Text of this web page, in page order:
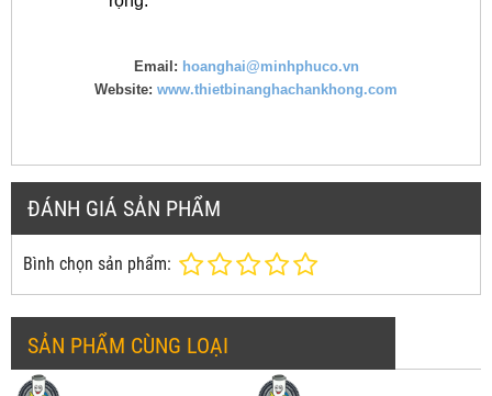
Email: hoanghai@minhphuco.vn
Website: www.thietbinanghachankhong.com
ĐÁNH GIÁ SẢN PHẨM
Bình chọn sản phẩm:
SẢN PHẨM CÙNG LOẠI